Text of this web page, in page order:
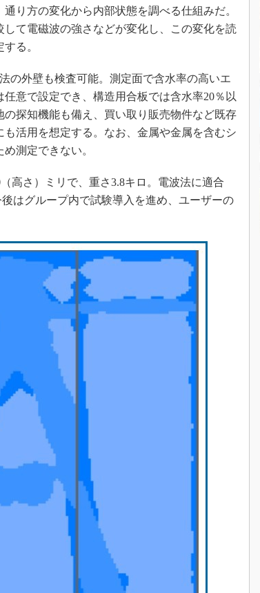
り方の変化から内部状態を調べる仕組みだ。
て電磁波の強さなどが変化し、この変化を読
る。
の外壁も検査可能。測定面で含水率の高いエ
意で設定でき、構造用合板では含水率20％以
の探知機能も備え、買い取り販売物件など既存
活用を想定する。なお、金属や金属を含むシ
測定できない。
高さ）ミリで、重さ3.8キロ。電波法に適合
はグループ内で試験導入を進め、ユーザーの